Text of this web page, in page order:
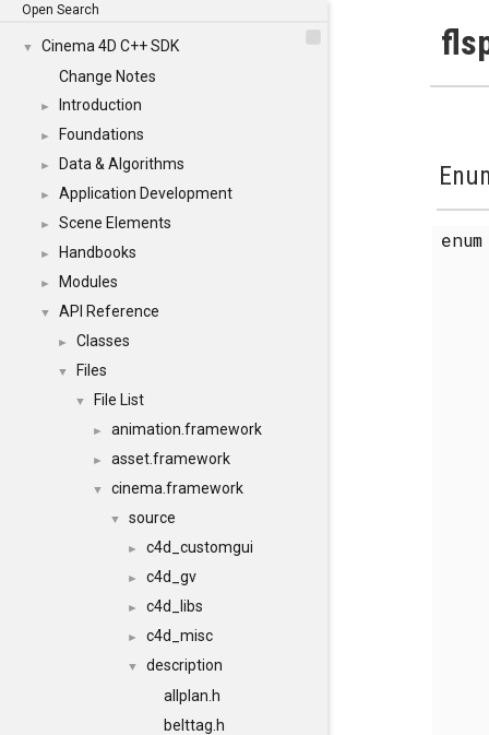
Open Search
▼
Cinema 4D C++ SDK
Change Notes
► Introduction
► Foundations
► Data & Algorithms
► Application Development
► Scene Elements
► Handbooks
► Modules
▼ API Reference
► Classes
▼ Files
▼ File List
► animation.framework
► asset.framework
▼ cinema.framework
▼ source
► c4d_customgui
► c4d_gv
► c4d_libs
► c4d_misc
▼
description
allplan.h
belttag.h